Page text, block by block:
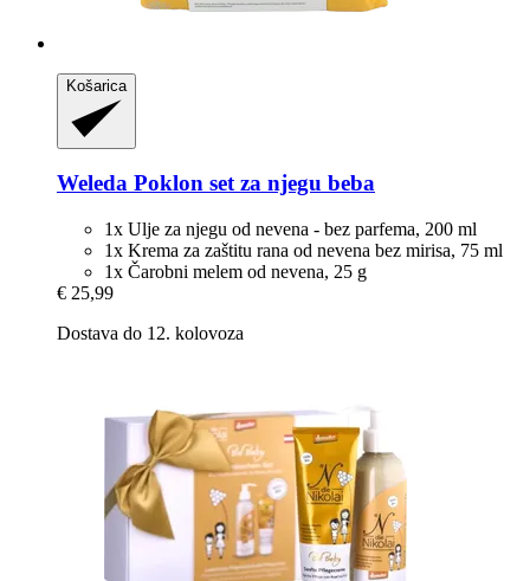
Košarica
Weleda Poklon set za njegu beba
1x Ulje za njegu od nevena - bez parfema, 200 ml
1x Krema za zaštitu rana od nevena bez mirisa, 75 ml
1x Čarobni melem od nevena, 25 g
€ 25,99
Dostava do 12. kolovoza